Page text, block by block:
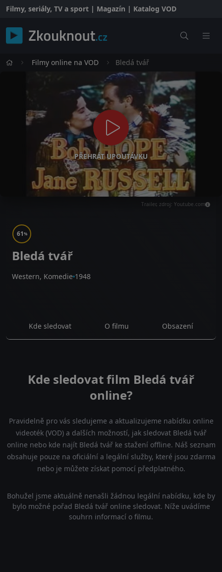
Filmy, seriály, TV a sport | Magazín | Katalog VOD
Filmy online na VOD Bledá tvář
PŘEHRÁT UPOUTÁVKU
Trailer, zdroj: Youtube.com
61%
Bledá tvář
Western, Komedie 1948
Kde sledovat O filmu Obsazení
Kde sledovat film Bledá tvář
online?
Pravidelně pro vás sledujeme a aktualizujeme nabídku online
videoték (VOD) a dalších možností, jak sledovat Bledá tvář
online nebo kde najít Bledá tvář ke stažení offline. Náš seznam
obsahuje pouze na oficiální a legální služby, které jsou zdarma
nebo je můžete získat pomocí předplatného.
Bohužel jsme aktuálně nenašli žádnou legální nabídku, kde by
bylo možné pořad Bledá tvář online sledovat. Níže uvádíme
souhrn informací o filmu.